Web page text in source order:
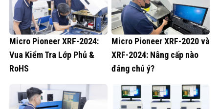
Micro Pioneer XRF-2024:
Vua Kiểm Tra Lớp Phủ &
RoHS
Micro Pioneer XRF-2020 và
XRF-2024: Nâng cấp nào
đáng chú ý?